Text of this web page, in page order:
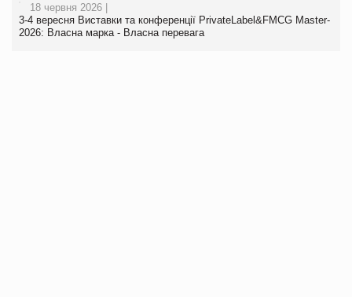
18 червня 2026 |
3-4 вересня Виставки та конференції PrivateLabel&FMCG Master-
2026: Власна марка - Власна перевага